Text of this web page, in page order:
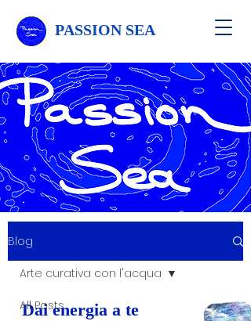
PASSION SEA
Blog
All Posts
Arte curativa con l'acqua
Dai energia a te